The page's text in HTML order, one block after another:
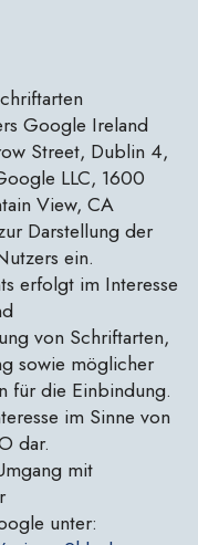
Google Ireland
Street, Dublin 4,
LLC, 1600
View, CA
Darstellung der
ein.
erfolgt im Interesse
von Schriftarten,
sowie möglicher
für die Einbindung.
im Sinne von
dar.
mit
unter: